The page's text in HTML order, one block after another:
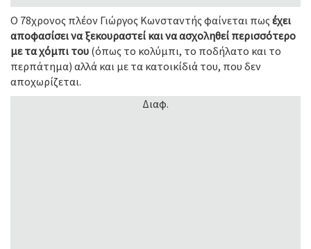
Ο 78χρονος πλέον Γιώργος Κωνσταντής φαίνεται πωςέχει
αποφασίσει να ξεκουραστεί και να ασχοληθεί περισσότερο
με τα χόμπι του (όπως το κολύμπι, το ποδήλατο και το
περπάτημα) αλλά και με τα κατοικίδιά του, που δεν
αποχωρίζεται.
Διαφ.